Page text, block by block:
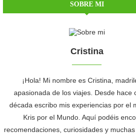
SOBRE MI
Cristina
¡Hola! Mi nombre es Cristina,
apasionada de los viajes. Desde hace
década escribo mis experiencias por el
Kris por el Mundo. Aquí podéis
recomendaciones, curiosidades y